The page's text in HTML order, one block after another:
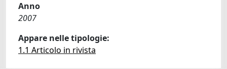
Anno
2007
Appare nelle tipologie:
1.1 Articolo in rivista